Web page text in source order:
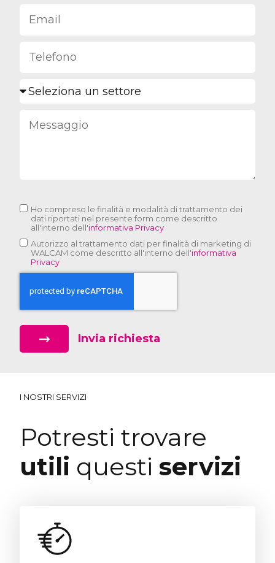
Ho compreso le finalità e modalità di trattamento dei
dati riportati nel presente form come descritto
all'interno dell'informativa Privacy
Autorizzo al trattamento dati per finalità di marketing di
WALCAM come descritto all'interno dell'informativa
Privacy
Invia richiesta
I NOSTRI SERVIZI
Potresti trovare
utili questiservizi